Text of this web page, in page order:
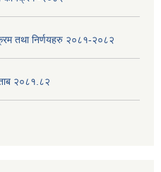
तथा निर्णयहरु २०८१-२०८२
२०८१.८२